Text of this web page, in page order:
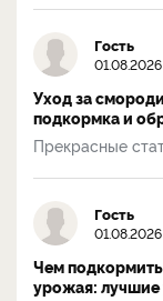
Гость
01.08.2026
Уход за
подкормка и
Прекрасные
Гость
01.08.2026
Чем подкормить
урожая: лучшие